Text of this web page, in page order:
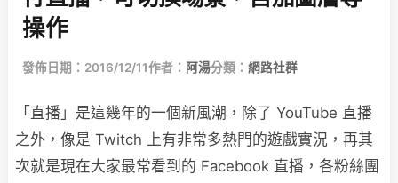
操作
發佈日期：2016/12/11作者： 阿湯分類： 網路社群
「直播」是這幾年的一個新風潮，除了 YouTube 直播
之外，像是 Twitch 上有非常多熱門的遊戲實況，再其
次就是現在大家最常看到的 Facebook 直播，各粉絲團